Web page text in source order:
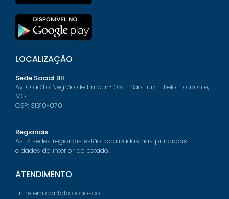
LOCALIZAÇÃO
Sede Social BH
Av. Otacílio Negrão de Lima, nº 05 – São Luiz – Belo Horizonte,
MG
CEP: 31310-070
Regionais
As 17 sedes regionais estão localizadas nas principais
cidades do interior do estado.
ATENDIMENTO
Entre em contato conosco: